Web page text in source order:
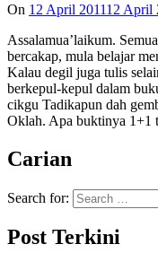
On 12 April 201112 April
Assalamua’laikum.
bercakap, mula belajar
Kalau degil juga tulis
berkepul-kepul dalam
cikgu Tadikapun dah
Oklah. Apa buktinya
Carian
Search for:
Post Terkini